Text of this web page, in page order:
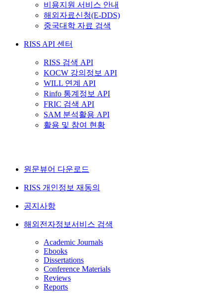
비용지원 서비스 안내
해외자료신청(E-DDS)
중국대학 자료 검색
RISS API 센터
RISS 검색 API
KOCW 강의정보 API
WILL 연계 API
Rinfo 통계정보 API
FRIC 검색 API
SAM 분석활용 API
활용 및 참여 현황
원문뷰어 다운로드
RISS 개인정보 재동의
공지사항
해외전자정보서비스 검색
Academic Journals
Ebooks
Dissertations
Conference Materials
Reviews
Reports